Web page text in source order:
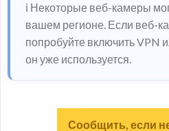
ℹ️ Некоторые веб-камеры
вашем регионе. Если веб-
попробуйте включить VPN
он уже используется.
Сообщить, если